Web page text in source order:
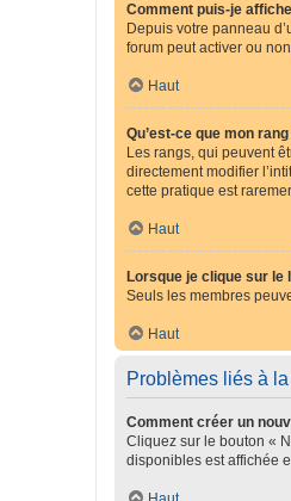
Comment puis-je
Depuis votre panneau
forum peut activer ou
Haut
Qu’est-ce que mon
Les rangs, qui peuvent
directement modifier
cette pratique est
Haut
Lorsque je clique sur le
Seuls les membres
Haut
Problèmes liés à
Comment créer un
Cliquez sur le bouton «
disponibles est affichée